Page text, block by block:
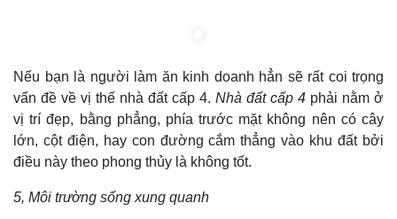
Nếu bạn là người làm ăn kinh doanh hẳn sẽ rất coi trọng
vấn đề về vị thế nhà đất cấp 4. Nhà đất cấp 4 phải nằm ở
vị trí đẹp, bằng phẳng, phía trước mặt không nên có cây
lớn, cột điện, hay con đường cắm thẳng vào khu đất bởi
điều này theo phong thủy là không tốt.
5, Môi trường sống xung quanh